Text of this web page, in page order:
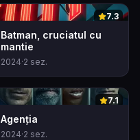
7.3
Batman, cruciatul cu
mantie
2024·2 sez.
7.1
Agenția
2024·2 sez.